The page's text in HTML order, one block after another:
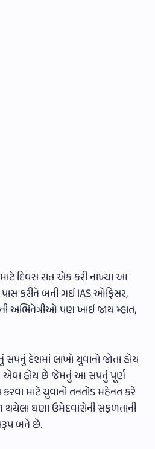
દિવસ રાત એક કરી નાખ્યા આ
પાસ કરીને બની ગઈ IAS ઓફિસર,
અભિનેત્રીઓ પણ ખાઈ જાય મ્હાત,
સપનું દેશમાં લાખો યુવાનો જોતા હોય
એવા હોય છે જેમનું આ સપનું પૂર્ણ
માટે યુવાનો તનતોડ મહેનત કરે
થયેલા ઘણા ઉમેદવારોની સફળતાની
બને છે.